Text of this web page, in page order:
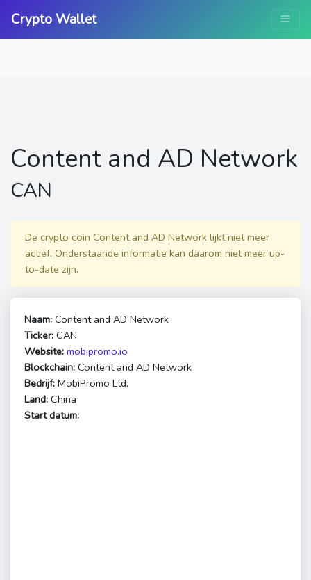
Crypto Wallet
Content and AD Network
CAN
De crypto coin Content and AD Network lijkt niet meer
actief. Onderstaande informatie kan daarom niet meer up-
to-date zijn.
Naam: Content and AD Network
Ticker: CAN
Website: mobipromo.io
Blockchain: Content and AD Network
Bedrijf: MobiPromo Ltd.
Land: China
Start datum: